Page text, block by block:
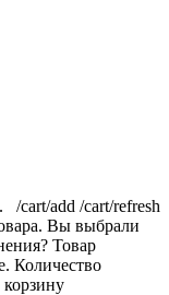
/cart/add /cart/refresh
Вы выбрали
Товар
Количество